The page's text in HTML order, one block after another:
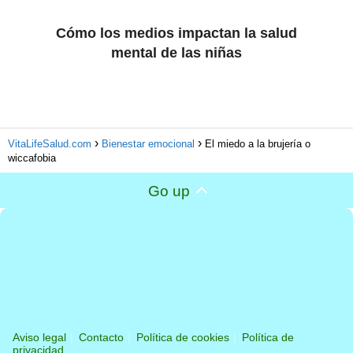
Cómo los medios impactan la salud
mental de las niñas
VitaLifeSalud.com Bienestar emocional
El miedo a la brujería o
wiccafobia
Go up
Aviso legal Contacto Política de cookies
Política de
privacidad